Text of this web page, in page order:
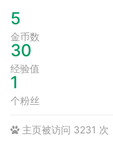
5
金币数
30
经验值
1
个粉丝
主页被访问 3231 次